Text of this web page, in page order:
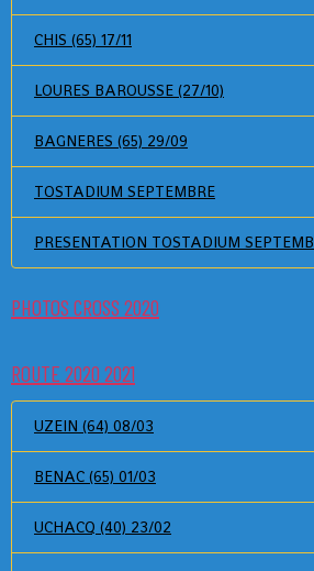
CHIS (65) 17/11
LOURES BAROUSSE (27/10)
BAGNERES (65) 29/09
TOSTADIUM SEPTEMBRE
PRESENTATION TOSTADIUM SEPTEMB
PHOTOS CROSS 2020
ROUTE 2020 2021
UZEIN (64) 08/03
BENAC (65) 01/03
UCHACQ (40) 23/02